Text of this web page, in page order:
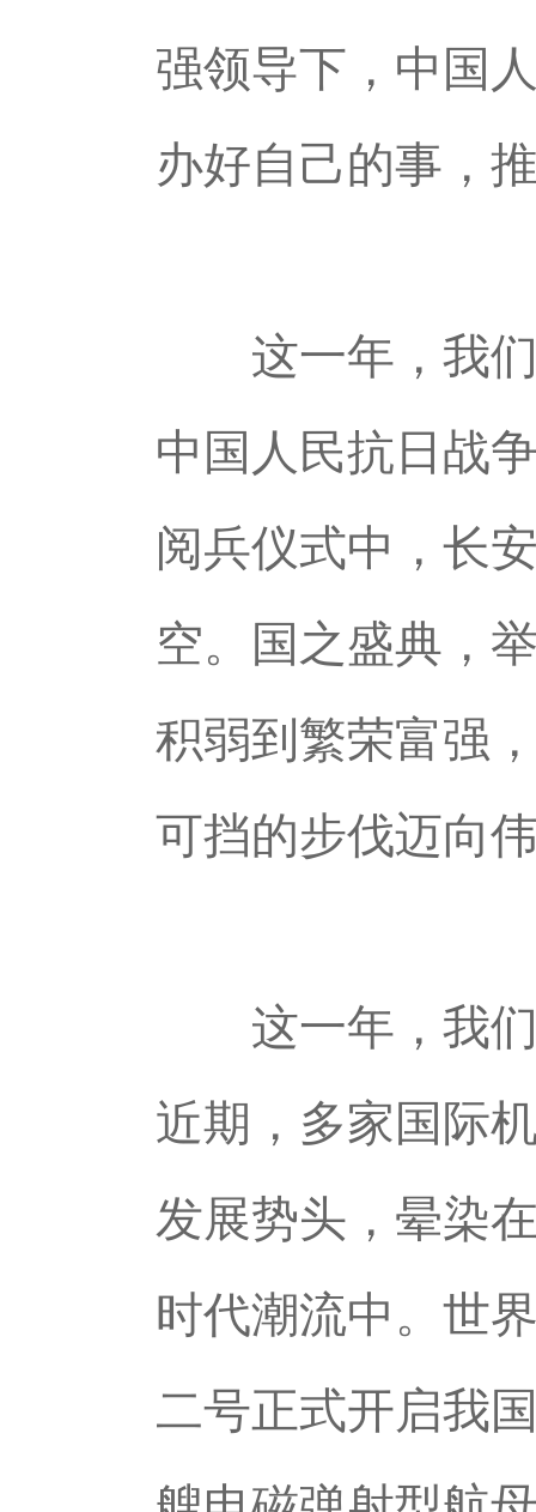
强领导下，中国
办好自己的事，
这一年，我们
中国人民抗日战
阅兵仪式中，长
空。国之盛典，
积弱到繁荣富强
可挡的步伐迈向
这一年，我们
近期，多家国际
发展势头，晕染
时代潮流中。世
二号正式开启我